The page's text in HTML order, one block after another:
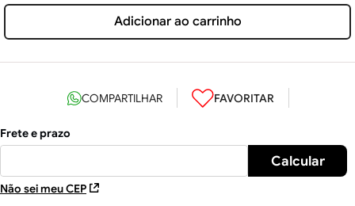
Adicionar ao carrinho
Não sei meu CEP